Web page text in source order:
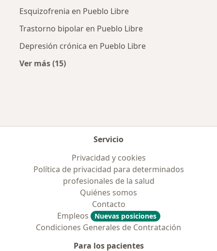
Esquizofrenia en Pueblo Libre
Trastorno bipolar en Pueblo Libre
Depresión crónica en Pueblo Libre
Ver más (15)
Servicio
Privacidad y cookies
Política de privacidad para determinados
profesionales de la salud
Quiénes somos
Contacto
Empleos
Nuevas posiciones
Condiciones Generales de Contratación
Para los pacientes